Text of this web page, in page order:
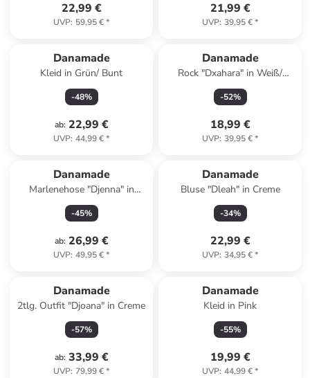
22,99 €
UVP: 59,95 €*
21,99 €
UVP: 39,95 €*
Danamade
Kleid in Grün/ Bunt
-48%
ab: 22,99 €
UVP: 44,99 €*
Danamade
Rock "Dxahara" in Weiß/
Schwarz
-52%
18,99 €
UVP: 39,95 €*
Danamade
Marlenehose "Djenna" in
Creme
-45%
ab: 26,99 €
UVP: 49,95 €*
Danamade
Bluse "Dleah" in Creme
-34%
22,99 €
UVP: 34,95 €*
Danamade
2tlg. Outfit "Djoana" in Creme
-57%
ab: 33,99 €
UVP: 79,99 €*
Danamade
Kleid in Pink
-55%
19,99 €
UVP: 44,99 €*